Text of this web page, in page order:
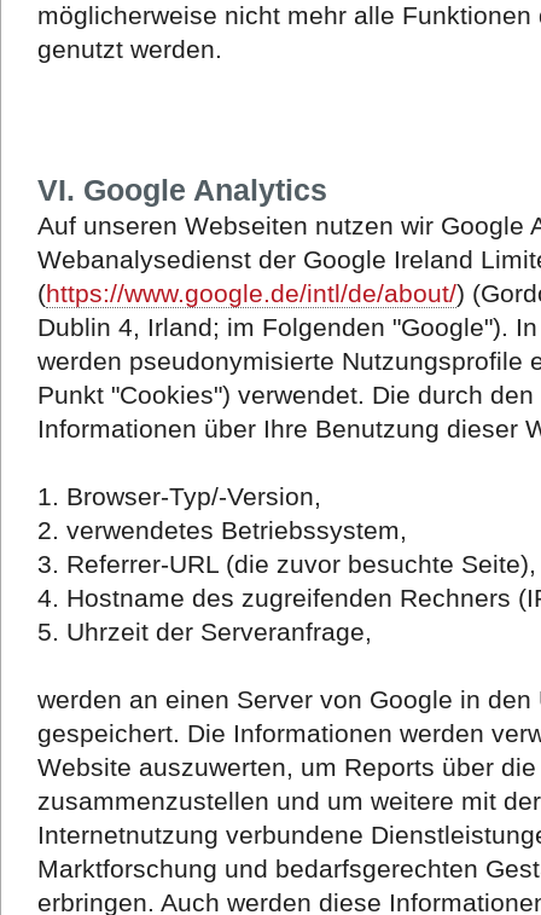
möglicherweise nicht mehr alle
genutzt werden.
VI. Google Analytics
Auf unseren Webseiten nutzen wir Google
Webanalysedienst der Google Ireland
(https://www.google.de/intl/de/about/)
Dublin 4, Irland; im Folgenden "Google").
werden pseudonymisierte Nutzungsprofile
Punkt "Cookies") verwendet. Die durch
Informationen über Ihre Benutzung dieser
1. Browser-Typ/-Version,
2. verwendetes Betriebssystem,
3. Referrer-URL (die zuvor besuchte Seite),
4. Hostname des zugreifenden Rechners
5. Uhrzeit der Serveranfrage,
werden an einen Server von Google in
gespeichert. Die Informationen werden
Website auszuwerten, um Reports über
zusammenzustellen und um weitere mit
Internetnutzung verbundene
Marktforschung und bedarfsgerechten
erbringen. Auch werden diese